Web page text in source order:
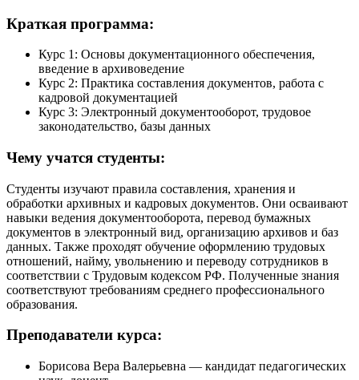
Краткая программа:
Курс 1: Основы документационного обеспечения,
введение в архивоведение
Курс 2: Практика составления документов, работа с
кадровой документацией
Курс 3: Электронный документооборот, трудовое
законодательство, базы данных
Чему учатся студенты:
Студенты изучают правила составления, хранения и
обработки архивных и кадровых документов. Они осваивают
навыки ведения документооборота, перевод бумажных
документов в электронный вид, организацию архивов и баз
данных. Также проходят обучение оформлению трудовых
отношений, найму, увольнению и переводу сотрудников в
соответствии с Трудовым кодексом РФ. Полученные знания
соответствуют требованиям среднего профессионального
образования.
Преподаватели курса:
Борисова Вера Валерьевна — кандидат педагогических